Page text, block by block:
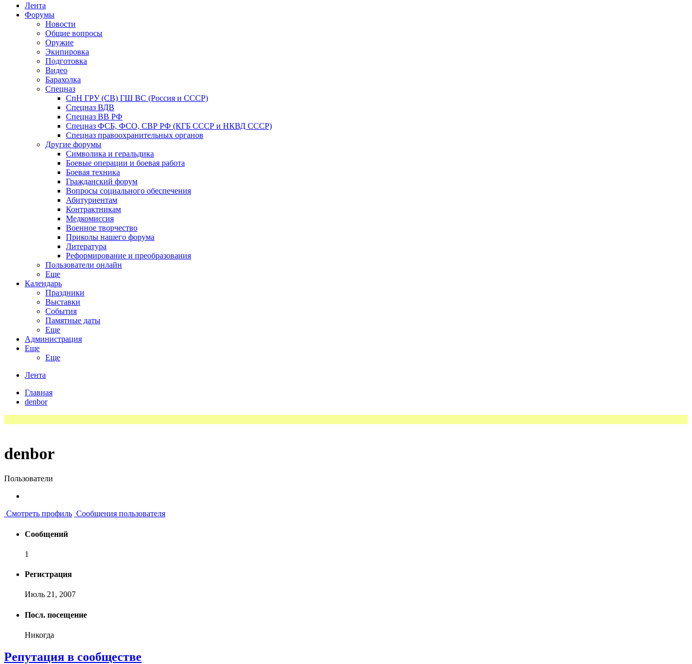
Лента
Форумы
Новости
Общие вопросы
Оружие
Экипировка
Подготовка
Видео
Барахолка
Спецназ
СпН ГРУ (СВ) ГШ ВС (Россия и СССР)
Спецназ ВДВ
Спецназ ВВ РФ
Спецназ ФСБ, ФСО, СВР РФ (КГБ СССР и НКВД СССР)
Спецназ правоохранительных органов
Другие форумы
Символика и геральдика
Боевые операции и боевая работа
Боевая техника
Гражданский форум
Вопросы социального обеспечения
Абитуриентам
Контрактникам
Медкомиссия
Военное творчество
Приколы нашего форума
Литература
Реформирование и преобразования
Пользователи онлайн
Еще
Календарь
Праздники
Выставки
События
Памятные даты
Еще
Администрация
Еще
Еще
Лента
Главная
denbor
denbor
Пользователи
Смотреть профиль Сообщения пользователя
Сообщений
1
Регистрация
Июль 21, 2007
Посл. посещение
Никогда
Репутация в сообществе